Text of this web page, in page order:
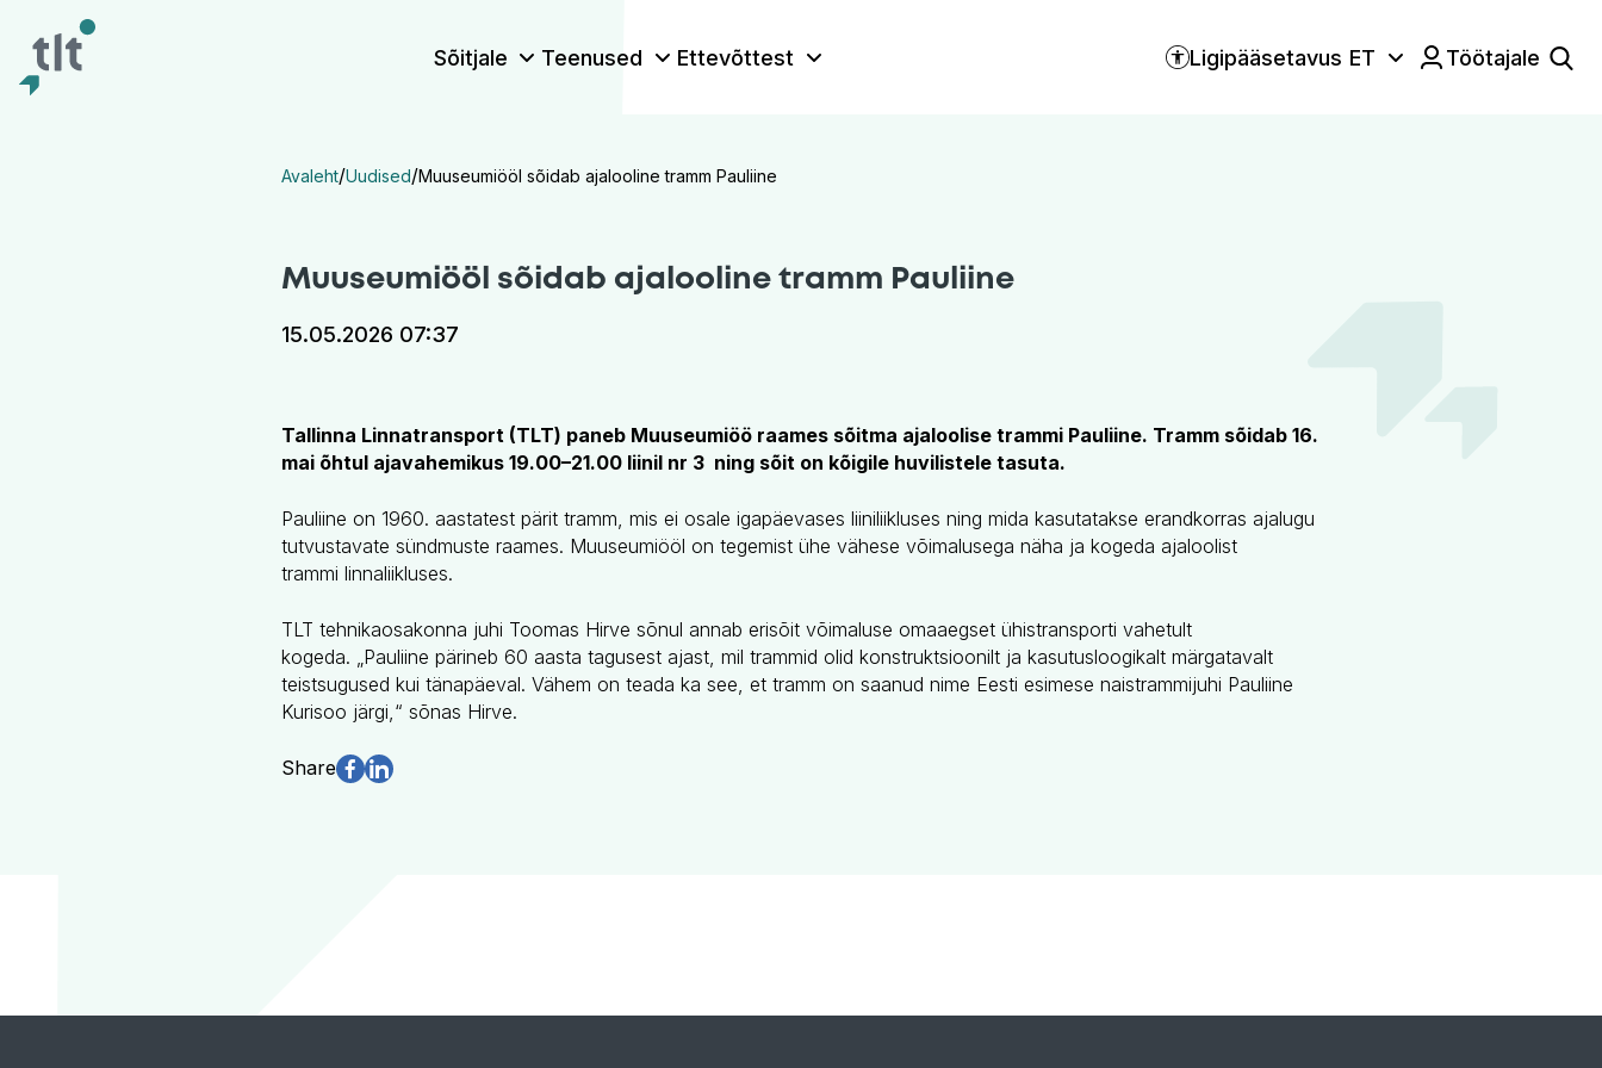
Sõitjale Teenused Ettevõttest Ligipääsetavus
Keele valik:
ET Töötajale
Avaleht/Uudised/Muuseumiööl sõidab ajalooline tramm Pauliine
Muuseumiööl sõidab ajalooline tramm Pauliine
15.05.2026 07:37
Tallinna Linnatransport (TLT) paneb Muuseumiöö raames sõitma ajaloolise trammi Pauliine. Tramm sõidab 16.
mai õhtul ajavahemikus 19.00–21.00 liinil nr 3 ning sõit on kõigile huvilistele tasuta.
Pauliine on 1960. aastatest pärit tramm, mis ei osale igapäevases liiniliikluses ning mida kasutatakse erandkorras ajalugu
tutvustavate sündmuste raames. Muuseumiööl on tegemist ühe vähese võimalusega näha ja kogeda ajaloolist
trammi linnaliikluses.
TLT tehnikaosakonna juhi Toomas Hirve sõnul annab erisõit võimaluse omaaegset ühistransporti vahetult
kogeda. „Pauliine pärineb 60 aasta tagusest ajast, mil trammid olid konstruktsioonilt ja kasutusloogikalt märgatavalt
teistsugused kui tänapäeval. Vähem on teada ka see, et tramm on saanud nime Eesti esimese naistrammijuhi Pauliine
Kurisoo järgi,“ sõnas Hirve.
Share